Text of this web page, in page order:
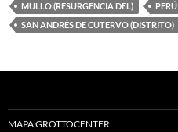
MULLO (RESURGENCIA DEL)
PERÚ
SAN ANDRÉS DE CUTERVO (DISTRITO)
MAPA GROTTOCENTER